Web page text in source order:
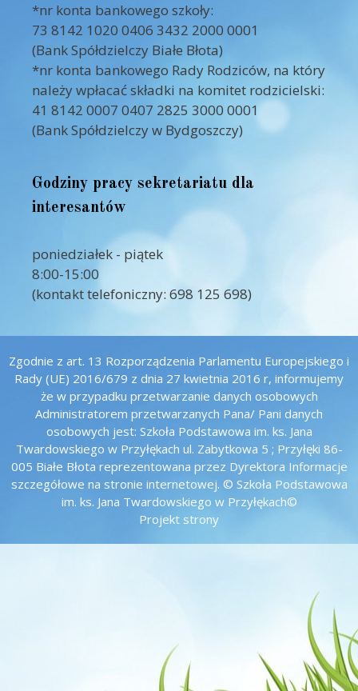
*nr konta bankowego szkoły:
73 8142 1020 0406 3432 2000 0001
(Bank Spółdzielczy Białe Błota)
*nr konta bankowego Rady Rodziców, na który
należy wpłacać składki na komitet rodzicielski:
41 8142 0007 0407 2825 3000 0001
(Bank Spółdzielczy w Bydgoszczy)
Godziny pracy sekretariatu dla
interesantów
poniedziałek - piątek
8:00-15:00
(kontakt telefoniczny: 698 125 698)
Zgodnie z art. 13 Rozporządzenia Parlamentu Europejskiego i
Rady (UE) 2016/679 z dnia 27 kwietnia 2016 r, informujemy
że w przypadku przetwarzanie danych osobowych
Administratorem przetwarzanych Pana/ Pani danych
osobowych jest: Szkoła Podstawowa im. ks. Jana
Twardowskiego w Przyłękach ul. Zabytkowa 5 ; Przyłęki 86-
005 Białe Błota reprezentowana przez Dyrektora Informacje
szczegółowe na stronie internetowej. © Szkoła Podstawowa
im. ks. Jana Twardowskiego w Przyłękach©
Projekt strony